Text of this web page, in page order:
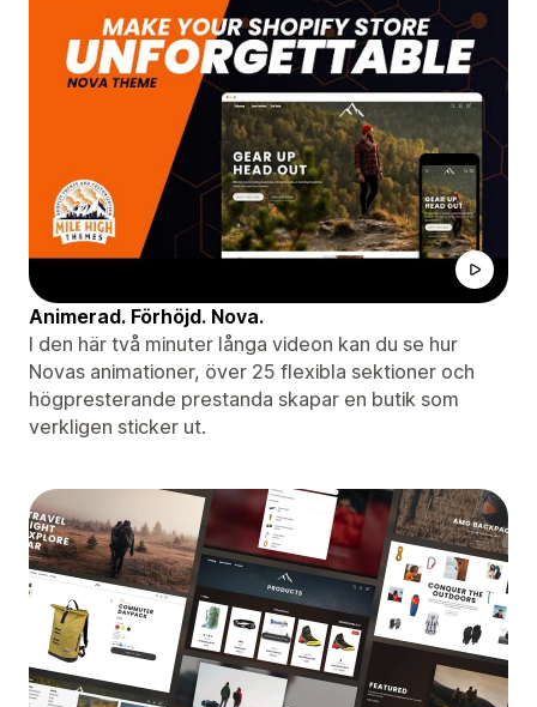
Animerad. Förhöjd. Nova.
I den här två minuter långa videon kan du se hur
Novas animationer, över 25 flexibla sektioner och
högpresterande prestanda skapar en butik som
verkligen sticker ut.